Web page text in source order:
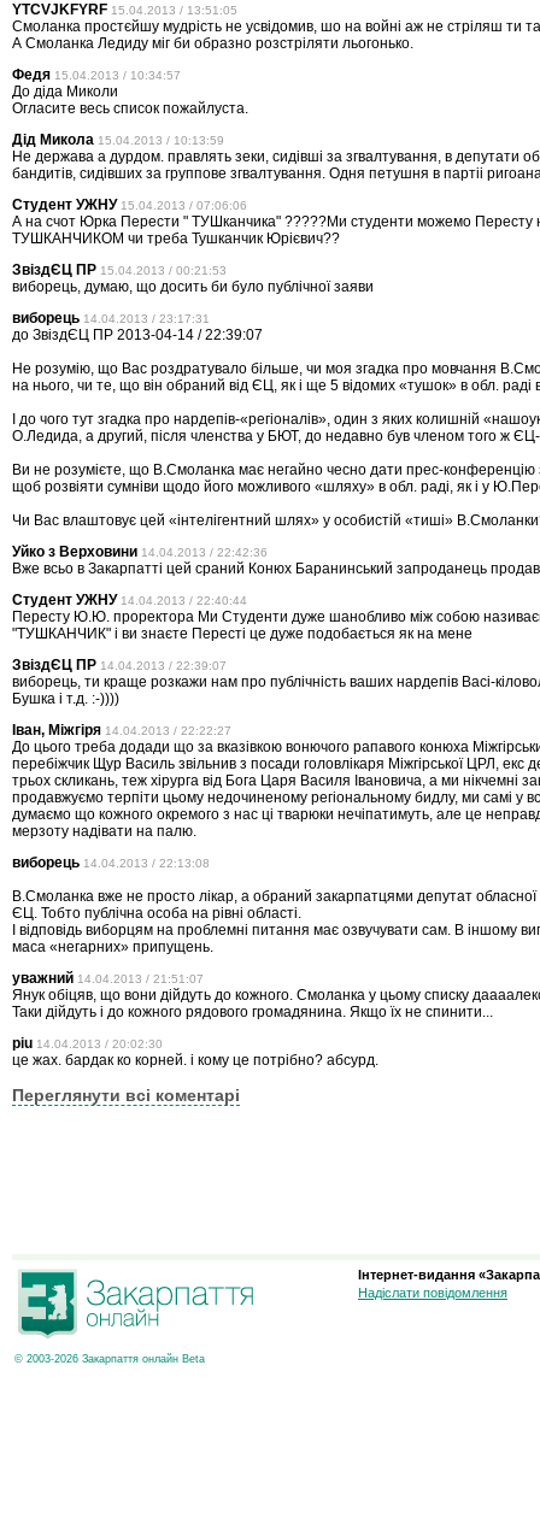
YTCVJKFYRF 15.04.2013 / 13:51:05
Смоланка простєйшу мудрість не усвідомив, шо на войні аж не стріляш ти
А Смоланка Ледиду міг би образно розстріляти льогонько.
Федя 15.04.2013 / 10:34:57
До діда Миколи
Огласите весь список пожайлуста.
Дід Микола 15.04.2013 / 10:13:59
Не держава а дурдом. правлять зеки, сидівші за згвалтування, в депутати
бандитів, сидівших за группове згвалтування. Одня петушня в партіі
Студент УЖНУ 15.04.2013 / 07:06:06
А на счот Юрка Перести " ТУШканчика" ?????Ми студенти можемо Пересту
ТУШКАНЧИКОМ чи треба Тушканчик Юрієвич??
ЗвіздЄЦ ПР 15.04.2013 / 00:21:53
виборець, думаю, що досить би було публічної заяви
виборець 14.04.2013 / 23:17:31
до ЗвіздЄЦ ПР 2013-04-14 / 22:39:07
Не розумію, що Вас роздратувало більше, чи моя згадка про мовчання
на нього, чи те, що він обраний від ЄЦ, як і ще 5 відомих «тушок» в обл. раді
І до чого тут згадка про нардепів-«регіоналів», один з яких колишній
О.Ледида, а другий, після членства у БЮТ, до недавно був членом того ж
Ви не розумієте, що В.Смоланка має негайно чесно дати прес-конференцію
щоб розвіяти сумніви щодо його можливого «шляху» в обл. раді, як і у
Чи Вас влаштовує цей «інтелігентний шлях» у особистій «тиші»
Уйко з Верховини 14.04.2013 / 22:42:36
Вже всьо в Закарпатті цей сраний Конюх Баранинський запроданець
Студент УЖНУ 14.04.2013 / 22:40:44
Пересту Ю.Ю. проректора Ми Студенти дуже шанобливо між собою
"ТУШКАНЧИК" і ви знаєте Пересті це дуже подобається як на мене
ЗвіздЄЦ ПР 14.04.2013 / 22:39:07
виборець, ти краще розкажи нам про публічність ваших нардепів Васі-
Бушка і т.д. :-))))
Іван, Міжгіря 14.04.2013 / 22:22:27
До цього треба додади що за вказівкою вонючого рапавого конюха
перебіжчик Щур Василь звільнив з посади головлікаря Міжгірської ЦРЛ, екс
трьох скликань, теж хірурга від Бога Царя Василя Івановича, а ми нікчемні
продавжуємо терпіти цьому недочиненому регіональному бидлу, ми самі у
думаємо що кожного окремого з нас ці тварюки нечіпатимуть, але це
мерзоту надівати на палю.
виборець 14.04.2013 / 22:13:08
В.Смоланка вже не просто лікар, а обраний закарпатцями депутат обласної
ЄЦ. Тобто публічна особа на рівні області.
І відповідь виборцям на проблемні питання має озвучувати сам. В іншому
маса «негарних» припущень.
уважний 14.04.2013 / 21:51:07
Янук обіцяв, що вони дійдуть до кожного. Смоланка у цьому списку
Таки дійдуть і до кожного рядового громадянина. Якщо їх не спинити...
piu 14.04.2013 / 20:02:30
це жах. бардак ко корней. і кому це потрібно? абсурд.
Переглянути всі коментарі
© 2003-2026 Закарпаття онлайн Beta
Інтернет-видання
Надіслати повідомлення